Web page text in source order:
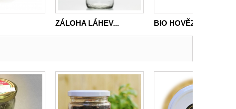
ZÁLOHA LÁHEV... BIO HOVĚZÍ...